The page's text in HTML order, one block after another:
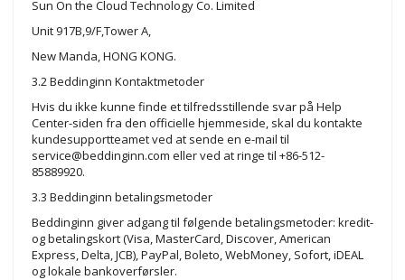
Sun On the Cloud Technology Co. Limited
Unit 917B,9/F,Tower A,
New Manda, HONG KONG.
3.2 Beddinginn Kontaktmetoder
Hvis du ikke kunne finde et tilfredsstillende svar på Help
Center-siden fra den officielle hjemmeside, skal du kontakte
kundesupportteamet ved at sende en e-mail til
service@beddinginn.com eller ved at ringe til +86-512-
85889920.
3.3 Beddinginn betalingsmetoder
Beddinginn giver adgang til følgende betalingsmetoder: kredit-
og betalingskort (Visa, MasterCard, Discover, American
Express, Delta, JCB), PayPal, Boleto, WebMoney, Sofort, iDEAL
og lokale bankoverførsler.